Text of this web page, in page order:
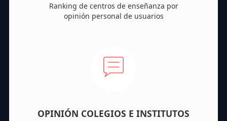
Ranking de centros de enseñanza por
opinión personal de usuarios
OPINIÓN COLEGIOS E INSTITUTOS